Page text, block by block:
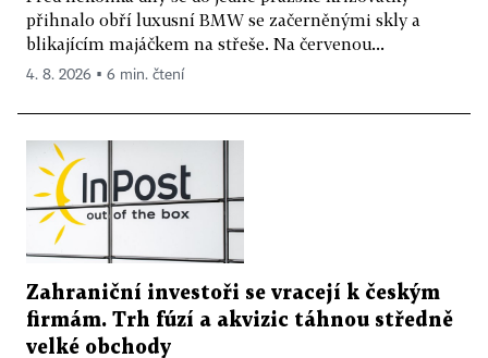
přihnalo obří luxusní BMW se začerněnými skly a
blikajícím majáčkem na střeše. Na červenou...
4. 8. 2026 ▪ 6 min. čtení
Zahraniční investoři se vracejí k českým
firmám. Trh fúzí a akvizic táhnou středně
velké obchody